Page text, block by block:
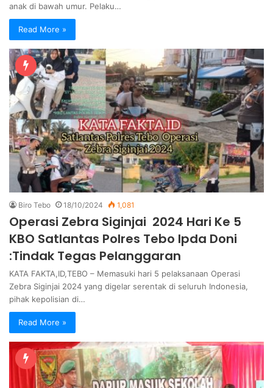
anak di bawah umur. Pelaku…
Read More »
Biro Tebo 18/10/2024 1,081
Operasi Zebra Siginjai 2024 Hari Ke 5
KBO Satlantas Polres Tebo Ipda Doni
:Tindak Tegas Pelanggaran
KATA FAKTA,ID,TEBO – Memasuki hari 5 pelaksanaan Operasi
Zebra Siginjai 2024 yang digelar serentak di seluruh Indonesia,
pihak kepolisian di…
Read More »